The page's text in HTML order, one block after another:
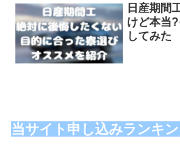
日産期間
けど本当
してみた
当サイト申し込みランキ